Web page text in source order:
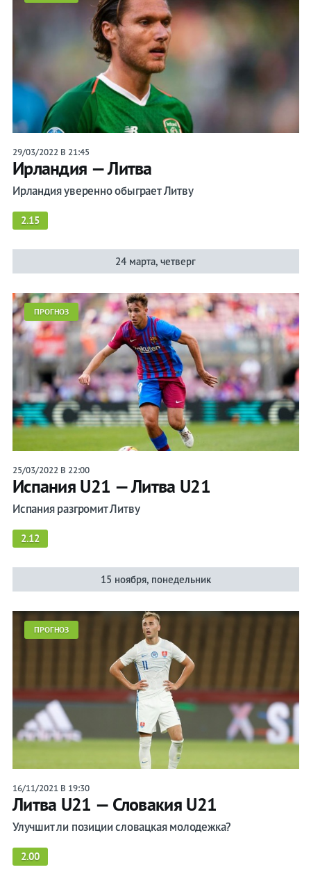
29/03/2022 В 21:45
Ирландия — Литва
Ирландия уверенно обыграет Литву
2.15
24 марта, четверг
ПРОГНОЗ
25/03/2022 В 22:00
Испания U21 — Литва U21
Испания разгромит Литву
2.12
15 ноября, понедельник
ПРОГНОЗ
16/11/2021 В 19:30
Литва U21 — Словакия U21
Улучшит ли позиции словацкая молодежка?
2.00